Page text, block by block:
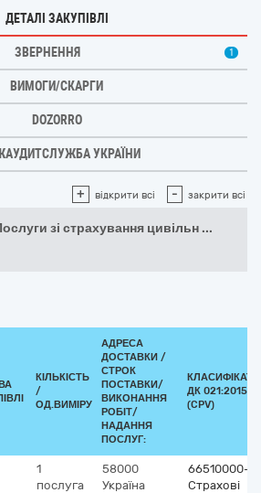
ДЕТАЛІ ЗАКУПІВЛІ
ЗВЕРНЕННЯ 1
ВИМОГИ/СКАРГИ
DOZORRO
УКРАЇНИ
+ відкрити всі - закрити всі
зі страхування цивільн ...
КІЛЬКІСТЬ
/
ОД.ВИМІРУ
АДРЕСА
ДОСТАВКИ /
СТРОК
ПОСТАВКИ/
ВИКОНАННЯ
РОБІТ/
НАДАННЯ
ПОСЛУГ:
ДК 021:2015
(CPV)
1
послуга
58000
Україна
66510000-8
Страхові